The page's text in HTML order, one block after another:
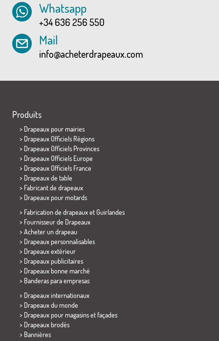
Whatsapp
+34 636 256 550
Mail
info@acheterdrapeaux.com
Produits
> Drapeaux pour mairies
> Drapeaux Officiels Régions
> Drapeaux Officiels Provinces
> Drapeaux Officiels Europe
> Drapeaux Officiels France
> Drapeaux de table
> Fabricant de drapeaux
> Drapeaux pour motards
> Fabrication de drapeaux et Guirlandes
> Fournisseur de Drapeaux
> Acheter un drapeau
> Drapeaux personnalisables
> Drapeaux extérieur
> Drapeaux publicitaires
> Drapeaux bonne marché
> Banderas para empresas
> Drapeaux internationaux
> Drapeaux du monde
> Drapeaux pour magasins et façades
> Drapeaux brodés
> Bannières